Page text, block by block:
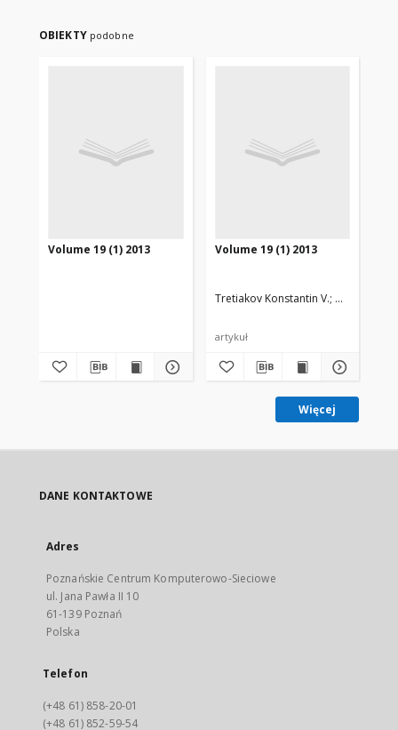
OBIEKTY podobne
Volume 19 (1) 2013 Volume 19 (1) 2013
Tretiakov Konstantin V.
artykuł
Więcej
DANE KONTAKTOWE
Adres
Poznańskie Centrum Komputerowo-Sieciowe
ul. Jana Pawła II 10
61-139 Poznań
Polska
Telefon
(+48 61) 858-20-01
(+48 61) 852-59-54